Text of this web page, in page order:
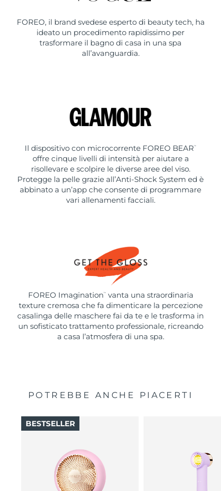
FOREO, il brand svedese esperto di beauty tech, ha
ideato un procedimento rapidissimo per
trasformare il bagno di casa in una spa
all’avanguardia.
Il dispositivo con microcorrente FOREO BEAR ™
offre cinque livelli di intensità per aiutare a
risollevare e scolpire le diverse aree del viso.
Protegge la pelle grazie all’Anti-Shock System ed è
abbinato a un’app che consente di programmare
vari allenamenti facciali.
FOREO Imagination ™
vanta una straordinaria
texture cremosa che fa dimenticare la percezione
casalinga delle maschere fai da te e le trasforma in
un sofisticato trattamento professionale, ricreando
a casa l’atmosfera di una spa.
POTREBBE ANCHE PIACERTI
BESTSELLER